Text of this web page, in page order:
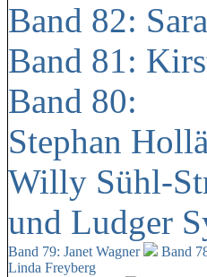
Band 82:
Band 81:
Band 80:
Stephan
Willy Sühl-
und Ludger
Band 79: Janet Wagner Band
Linda Freyberg